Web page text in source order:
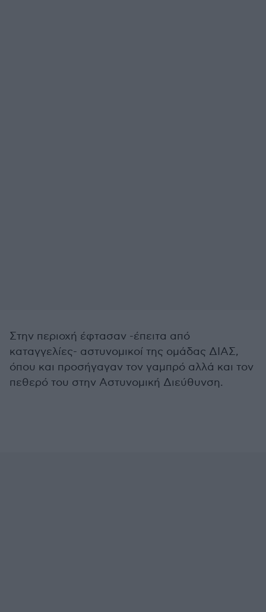
Στην περιοχή έφτασαν -έπειτα από
καταγγελίες- αστυνομικοί της ομάδας ΔΙΑΣ,
όπου και προσήγαγαν τον γαμπρό αλλά και τον
πεθερό του στην Αστυνομική Διεύθυνση.